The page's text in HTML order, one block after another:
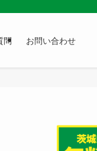
問 お問い合わせ